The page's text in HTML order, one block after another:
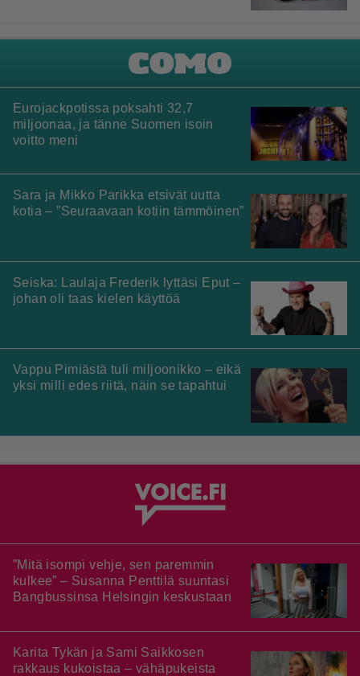
Eurojackpotissa poksahti 32,7
miljoonaa, ja tänne Suomen isoin
voitto meni
Sara ja Mikko Parikka etsivät uutta
kotia – ”Seuraavaan kotiin tämmöinen”
Seiska: Laulaja Frederik lyttäsi Eput –
johan oli taas kielen käyttöä
Vappu Pimiästä tuli miljoonikko – eikä
yksi milli edes riitä, näin se tapahtui
”Mitä isompi vehje, sen paremmin
kulkee” – Susanna Penttilä suuntasi
Bangbussinsa Helsingin keskustaan
Karita Tykän ja Sami Saikkosen
rakkaus kukoistaa – vähäpukeista